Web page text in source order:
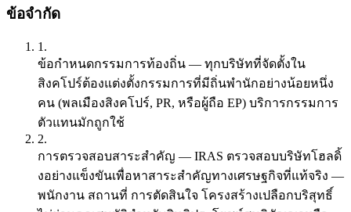
ข้อจำกัด
1.
ข้อกำหนดกรรมการท้องถิ่น — ทุกบริษัทที่จัดตั้งใน
สิงคโปร์ต้องแต่งตั้งกรรมการที่มีถิ่นพำนักอย่างน้อยหนึ่ง
คน (พลเมืองสิงคโปร์, PR, หรือผู้ถือ EP) บริการกรรมการ
ตัวแทนมักถูกใช้
2.
การตรวจสอบสาระสำคัญ — IRAS ตรวจสอบบริษัทโฮลดิ้
งอย่างแข็งขันเพื่อหาสาระสำคัญทางเศรษฐกิจที่แท้จริง —
พนักงาน สถานที่ การตัดสินใจ โครงสร้างเปลือกบริสุทธิ์